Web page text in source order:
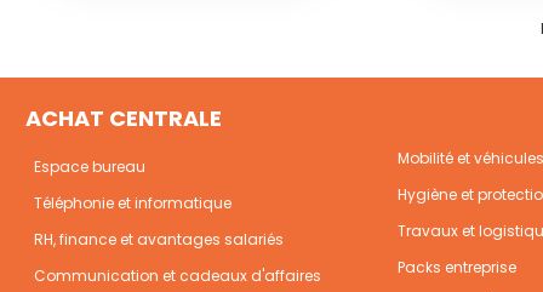
ACHAT CENTRALE
Espace bureau
Téléphonie et informatique
RH, finance et avantages salariés
Communication et cadeaux d'affaires
Mobilité et véhicules
Hygiène et
Travaux et
Packs entreprise